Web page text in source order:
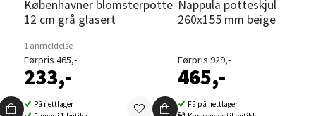
Københavner blomsterpotte
12 cm grå glasert
1 anmeldelse
Førpris 465,-
233,-
På nettlager
Nappula potteskjuler
260x155 mm beige
Førpris 929,-
465,-
Få på nettlager